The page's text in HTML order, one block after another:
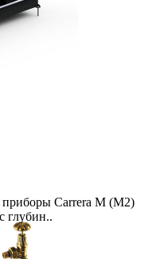
Carrera M (M2)
глубин..